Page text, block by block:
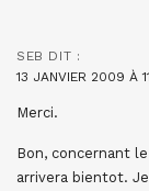
SEB DIT :
13 JANVIER 2009 À
Merci.
Bon, concernant
arrivera bientot.